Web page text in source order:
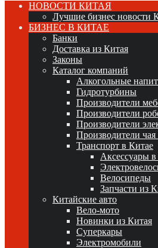
НОВОСТИ КИТАЯ
Лучшие бизнес новости
БИЗНЕС В КИТАЕ
Банки
Доставка из Китая
Законы
Каталог компаний
Алкогольные
Гидротурбины
Производители
Производители
Производители
Производители
Транспорт в Китае
Аксессуары
Велосипеды
Запчасти из
Китайские авто
Вело-мото
Новинки из Китая
Суперкары
Электромобили